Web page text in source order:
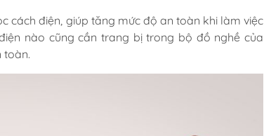
cách điện, giúp tăng mức độ an toàn khi làm việc
nào cũng cần trang bị trong bộ đồ nghề của
toàn.